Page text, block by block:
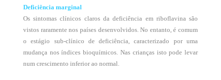
Deficiência marginal
Os sintomas clínicos claros da deficiência em riboflavina são
vistos raramente nos países desenvolvidos. No entanto, é comum
o estágio sub-clínico de deficiência, caracterizado por uma
mudança nos índices bioquímicos. Nas crianças isto pode levar
num crescimento inferior ao normal.